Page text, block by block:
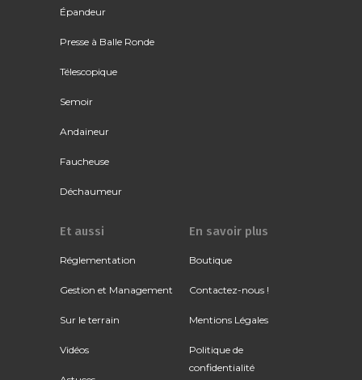
Épandeur
Presse à Balle Ronde
Télescopique
Semoir
Andaineur
Faucheuse
Déchaumeur
Et aussi
Réglementation
Gestion et Management
Sur le terrain
Vidéos
En savoir plus
Boutique
Contactez-nous !
Mentions Légales
Politique de
confidentialité